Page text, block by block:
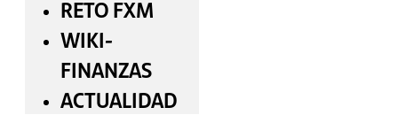
RETO FXM
WIKI-
FINANZAS
ACTUALIDAD